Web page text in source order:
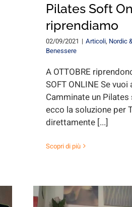
Pilates Soft
riprendiamo
02/09/2021 | Articoli, Nordic
Benessere
A OTTOBRE
SOFT ONLINE Se
Camminate un
ecco la soluzione per
direttamente [...]
Scopri di più